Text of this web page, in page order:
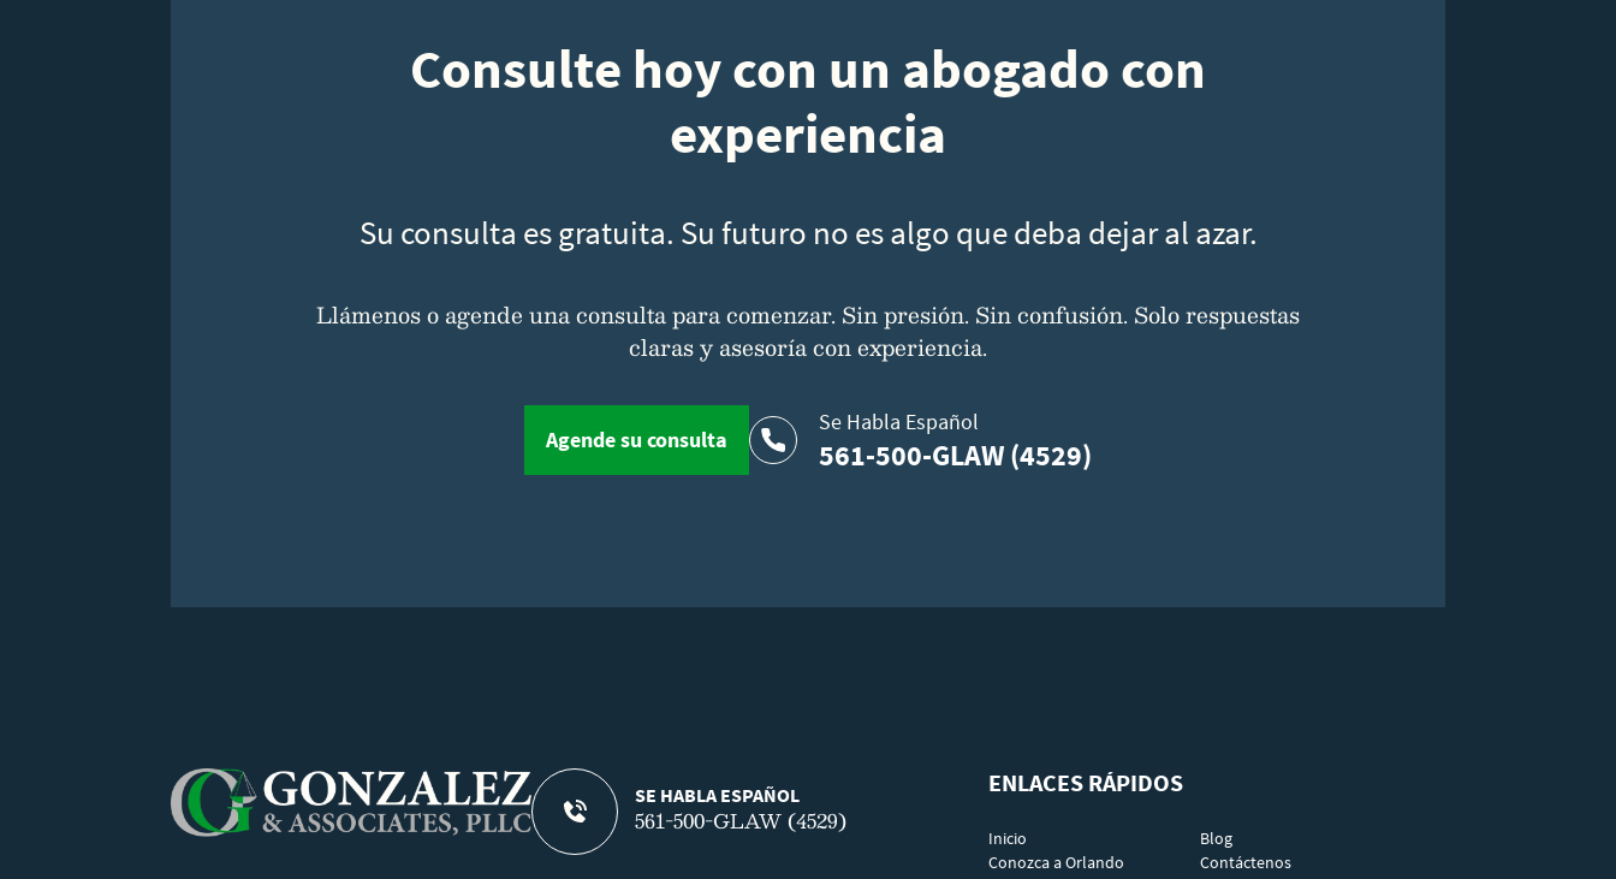
Consulte hoy con un abogado con
experiencia
Su consulta es gratuita. Su futuro no es algo que deba dejar al azar.
Llámenos o agende una consulta para comenzar. Sin presión. Sin confusión. Solo respuestas
claras y asesoría con experiencia.
Agende su consulta
Se Habla Español
561-500-GLAW (4529)
SE HABLA ESPAÑOL
561-500-GLAW (4529)
ENLACES RÁPIDOS
Inicio
Conozca a Orlando
Blog
Contáctenos